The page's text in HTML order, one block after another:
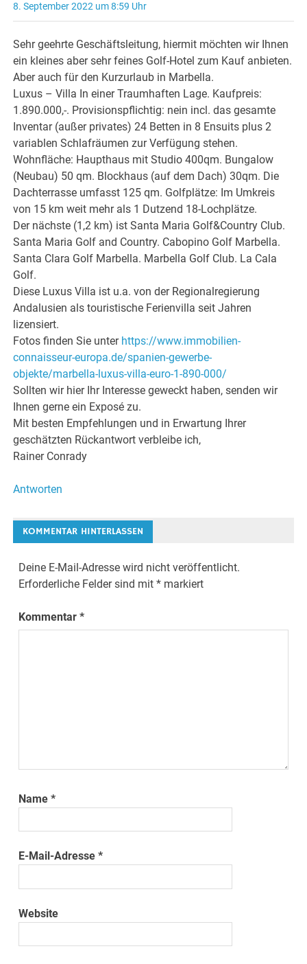
8. September 2022 um 8:59 Uhr
Sehr geehrte Geschäftsleitung, hiermit möchten wir Ihnen
ein kleines aber sehr feines Golf-Hotel zum Kauf anbieten.
Aber auch für den Kurzurlaub in Marbella.
Luxus – Villa In einer Traumhaften Lage. Kaufpreis:
1.890.000,-. Provisionspflichtig: nein incl. das gesamte
Inventar (außer privates) 24 Betten in 8 Ensuits plus 2
variablen Schlafräumen zur Verfügung stehen.
Wohnfläche: Haupthaus mit Studio 400qm. Bungalow
(Neubau) 50 qm. Blockhaus (auf dem Dach) 30qm. Die
Dachterrasse umfasst 125 qm. Golfplätze: Im Umkreis
von 15 km weit mehr als 1 Dutzend 18-Lochplätze.
Der nächste (1,2 km) ist Santa Maria Golf&Country Club.
Santa Maria Golf and Country. Cabopino Golf Marbella.
Santa Clara Golf Marbella. Marbella Golf Club. La Cala
Golf.
Diese Luxus Villa ist u.a. von der Regionalregierung
Andalusien als touristische Ferienvilla seit Jahren
lizensiert.
Fotos finden Sie unter https://www.immobilien-
connaisseur-europa.de/spanien-gewerbe-
objekte/marbella-luxus-villa-euro-1-890-000/
Sollten wir hier Ihr Interesse geweckt haben, senden wir
Ihnen gerne ein Exposé zu.
Mit besten Empfehlungen und in Erwartung Ihrer
geschätzten Rückantwort verbleibe ich,
Rainer Conrady
Antworten
KOMMENTAR HINTERLASSEN
Deine E-Mail-Adresse wird nicht veröffentlicht.
Erforderliche Felder sind mit* markiert
Kommentar*
Name*
E-Mail-Adresse*
Website